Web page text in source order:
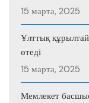
15 марта, 2025
Ұлттық
өтеді
15 марта, 2025
Мемлекет